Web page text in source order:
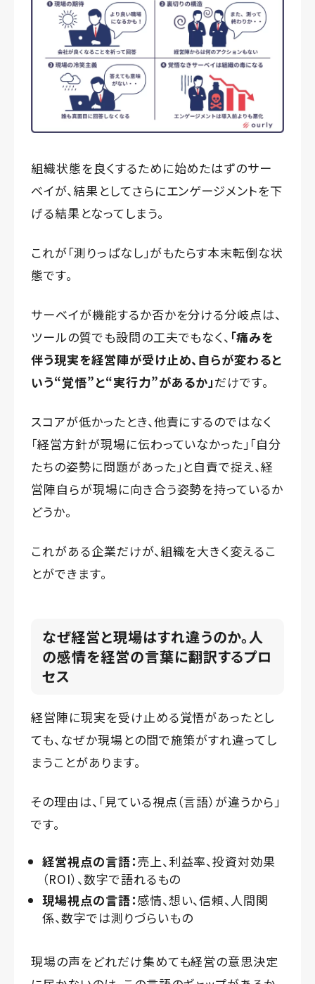
組織状態を良くするために始めたはずのサー
ベイが、結果としてさらにエンゲージメントを下
げる結果となってしまう。
これが「測りっぱなし」がもたらす本末転倒な状
態です。
サーベイが機能するか否かを分ける分岐点は、
ツールの質でも設問の工夫でもなく、 「痛みを
伴う現実を経営陣が受け止め、自らが変わると
いう“覚悟”と“実行力”があるか」だけです。
スコアが低かったとき、他責にするのではなく
「経営方針が現場に伝わっていなかった」「自分
たちの姿勢に問題があった」と自責で捉え、経
営陣自らが現場に向き合う姿勢を持っているか
どうか。
これがある企業だけが、組織を大きく変えるこ
とができます。
なぜ経営と現場はすれ違うのか。人
の感情を経営の言葉に翻訳するプロ
セス
経営陣に現実を受け止める覚悟があったとし
ても、なぜか現場との間で施策がすれ違ってし
まうことがあります。
その理由は、「見ている視点（言語）が違うから」
です。
経営視点の言語：売上、利益率、投資対効果
（ROI）、数字で語れるもの
現場視点の言語：感情、想い、信頼、人間関
係、数字では測りづらいもの
現場の声をどれだけ集めても経営の意思決定